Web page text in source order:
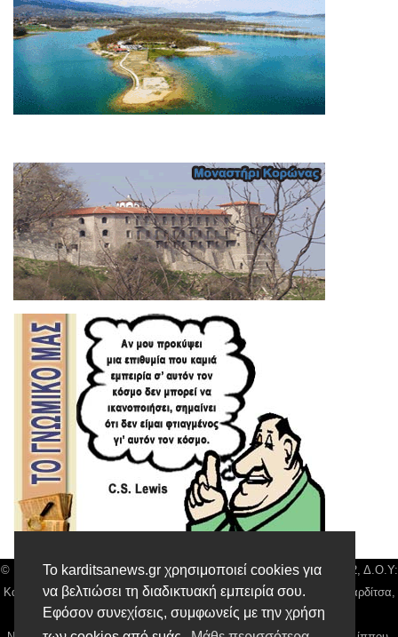
Το karditsanews.gr χρησιμοποιεί cookies για
να βελτιώσει τη διαδικτυακή εμπειρία σου.
Εφόσον συνεχίσεις, συμφωνείς με την χρήση
© Karditsa News | Διακριτικός Τίτλος: Orion Media, ΑΦΜ: 043750542, Δ.Ο.Υ:
Καρδίτσας, Αρ. Γεμή: 018804431000, Δ/νση: Διάκου 10 τ.κ 43132 Καρδίτσα,
Τηλ: 24410 42500, email:news@karditsanews.gr.